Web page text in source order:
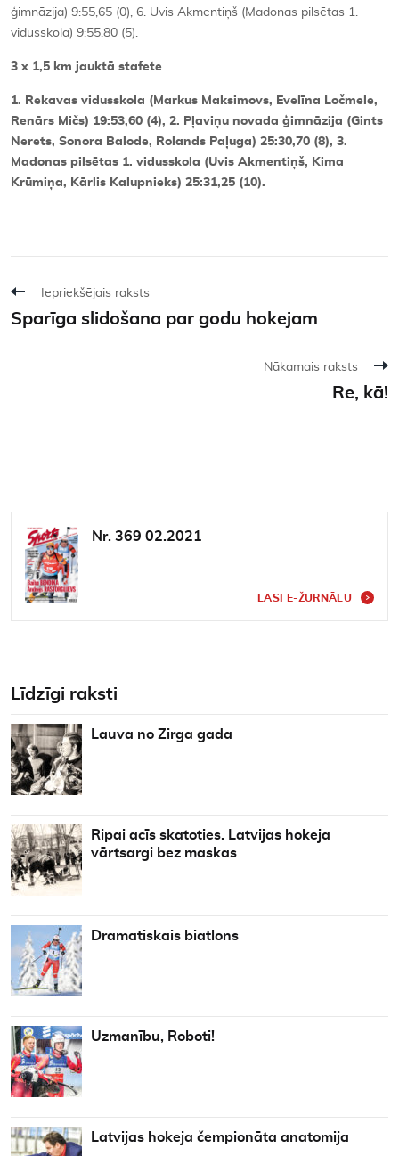
ģimnāzija) 9:55,65 (0), 6. Uvis Akmentiņš (Madonas pilsētas 1.
vidusskola) 9:55,80 (5).
3 x 1,5 km jauktā stafete
1. Rekavas vidusskola (Markus Maksimovs, Evelīna Ločmele,
Renārs Mičs) 19:53,60 (4), 2. Pļaviņu novada ģimnāzija (Gints
Nerets, Sonora Balode, Rolands Paļuga) 25:30,70 (8), 3.
Madonas pilsētas 1. vidusskola (Uvis Akmentiņš, Kima
Krūmiņa, Kārlis Kalupnieks) 25:31,25 (10).
Iepriekšējais raksts
Sparīga slidošana par godu hokejam
Nākamais raksts
Re, kā!
Nr. 369 02.2021
LASI E-ŽURNĀLU
Līdzīgi raksti
Lauva no Zirga gada
Ripai acīs skatoties. Latvijas hokeja
vārtsargi bez maskas
Dramatiskais biatlons
Uzmanību, Roboti!
Latvijas hokeja čempionāta anatomija